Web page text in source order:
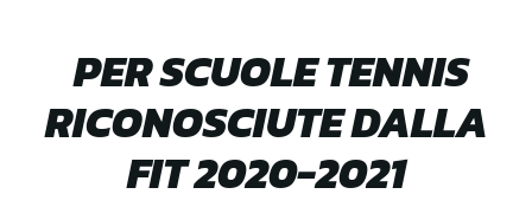
PER SCUOLE TENNIS
RICONOSCIUTE DALLA
FIT 2020-2021